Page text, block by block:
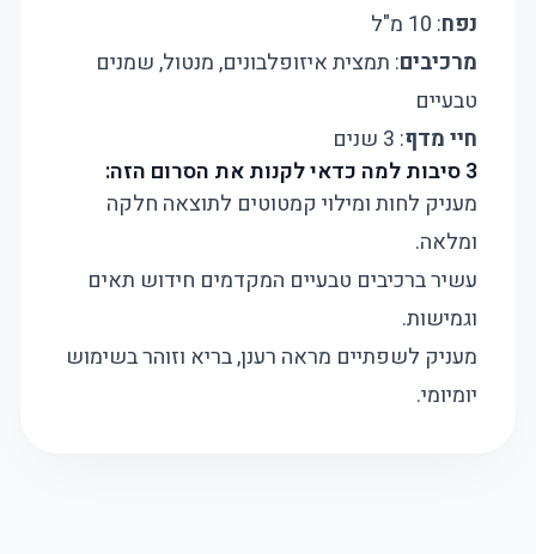
נפח: 10 מ"ל
מרכיבים: תמצית איזופלבונים, מנטול, שמנים
טבעיים
חיי מדף: 3 שנים
3 סיבות למה כדאי לקנות את הסרום הזה:
מעניק לחות ומילוי קמטוטים לתוצאה חלקה
ומלאה.
עשיר ברכיבים טבעיים המקדמים חידוש תאים
וגמישות.
מעניק לשפתיים מראה רענן, בריא וזוהר בשימוש
יומיומי.